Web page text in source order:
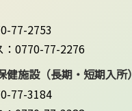
77-2753
：0770-77-2276
健施設（長期・短期入所）
77-3184